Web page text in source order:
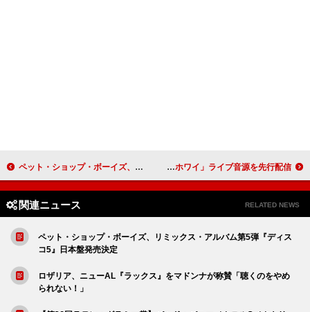
ペット・ショップ・ボーイズ、リミックス・アルバム第5弾『ディスコ5』日本盤発売決定 ザ・スマッシング・パンプキンズ、『メロンコリーそして終りのない悲しみ』30周年記念盤から「ヒア・イズ・ノー・ホワイ」ライブ音源を先行配信
関連ニュース RELATED NEWS
ペット・ショップ・ボーイズ、リミックス・アルバム第5弾『ディス
コ5』日本盤発売決定
ロザリア、ニューAL『ラックス』をマドンナが称賛「聴くのをやめ
られない！」